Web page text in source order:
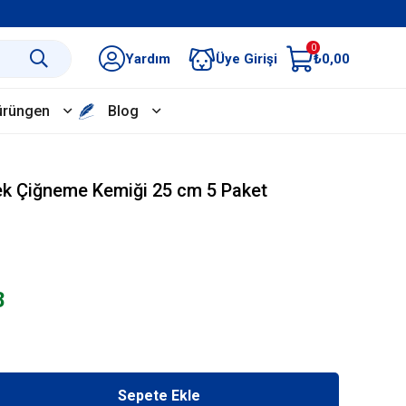
Yardım Üye Girişi
0
₺0,00
Blog
Çiğneme Kemiği 25 cm 5 Paket